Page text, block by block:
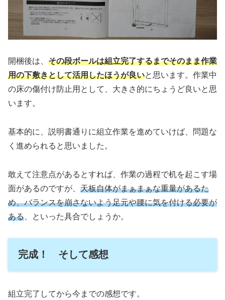
開梱後は、 その段ボールは組立完了するまでそのまま作業
用の下敷きとして活用したほうが良いと思います。作業中
の床の傷付け防止用として、大きさ的にちょうど良いと思
います。
基本的に、説明書通りに組立作業を進めていけば、問題な
く進められると思いました。
敢えて注意点があるとすれば、作業の過程で机を起こす場
面があるのですが、 天板自体がまぁまぁな重量があるた
め、バランスを崩さないよう足元や腰に気を付ける必要が
ある 、といった具合でしょうか。
完成！ そして感想
組立完了してから今までの感想です。